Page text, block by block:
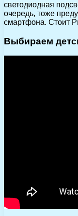
светодиодная
очередь, тоже
смартфона. Стоит
Выбираем